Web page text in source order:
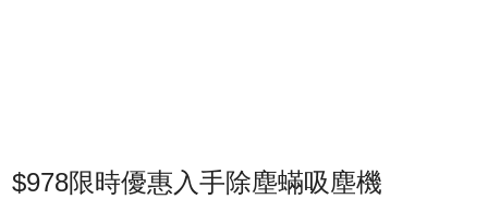
$978限時優惠入手除塵蟎吸塵機